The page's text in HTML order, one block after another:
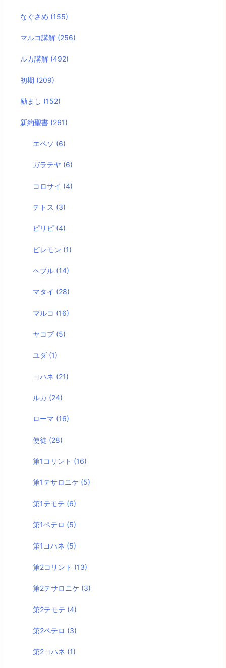
なぐさめ (155)
マルコ講解 (256)
ルカ講解 (492)
初期 (209)
励まし (152)
新約聖書 (261)
エペソ (6)
ガラテヤ (6)
コロサイ (4)
テトス (3)
ピリピ (4)
ピレモン (1)
ヘブル (14)
マタイ (28)
マルコ (16)
ヤコブ (5)
ユダ (1)
ヨハネ (21)
ルカ (24)
ローマ (16)
使徒 (28)
第1コリント (16)
第1テサロニケ (5)
第1テモテ (6)
第1ペテロ (5)
第1ヨハネ (5)
第2コリント (13)
第2テサロニケ (3)
第2テモテ (4)
第2ペテロ (3)
第2ヨハネ (1)